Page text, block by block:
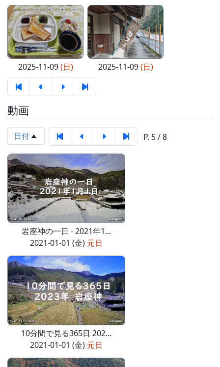
2025-11-09(日) 2025-11-09(日)
動画
日付 P. 5 / 8
岩座神の一日 - 2021年1...
2021-01-01 (金) 元日
10分間で見る365日 202...
2021-01-01 (金) 元日